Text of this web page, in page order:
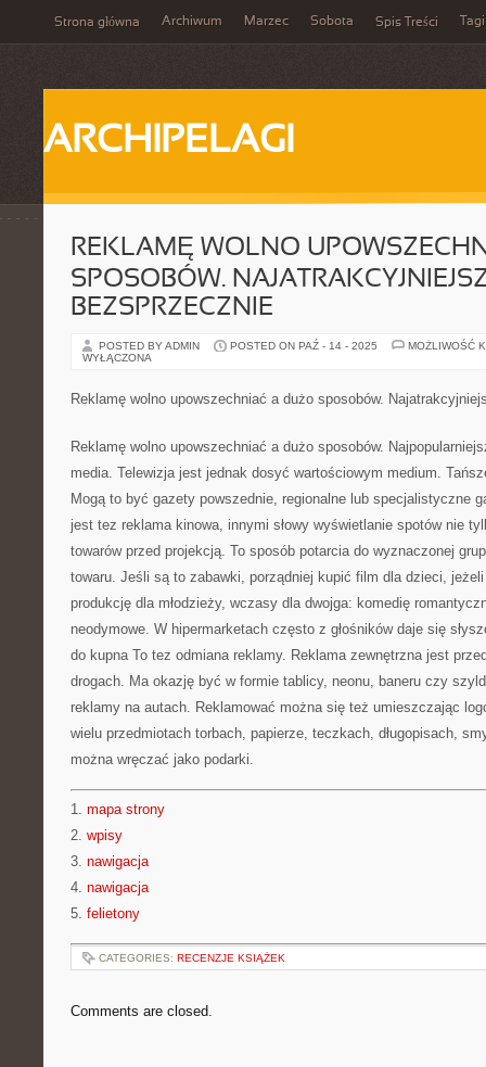
Strona główna Archiwum Marzec Sobota Spis Treści Tagi
ARCHIPELAGI
REKLAMĘ WOLNO
SPOSOBÓW.
BEZSPRZECZNIE
POSTED BY ADMIN POSTED ON PAŹ - 14 - 2025
MOŻLIWOŚĆ
WYŁĄCZONA
Reklamę wolno upowszechniać a dużo sposobów.
Reklamę wolno upowszechniać a dużo sposobów.
media. Telewizja jest jednak dosyć wartościowym medium.
Mogą to być gazety powszednie, regionalne lub specjalistyczne
jest tez reklama kinowa, innymi słowy wyświetlanie spotów nie
towarów przed projekcją. To sposób potarcia do wyznaczonej
towaru. Jeśli są to zabawki, porządniej kupić film dla dzieci,
produkcję dla młodzieży, wczasy dla dwojga: komedię
neodymowe. W hipermarketach często z głośników daje się
do kupna To tez odmiana reklamy. Reklama zewnętrzna jest
drogach. Ma okazję być w formie tablicy, neonu, baneru czy
reklamy na autach. Reklamować można się też umieszczając
wielu przedmiotach torbach, papierze, teczkach, długopisach,
można wręczać jako podarki.
1. mapa strony
2. wpisy
3. nawigacja
4. nawigacja
5. felietony
CATEGORIES: RECENZJE KSIĄŻEK
Comments are closed.